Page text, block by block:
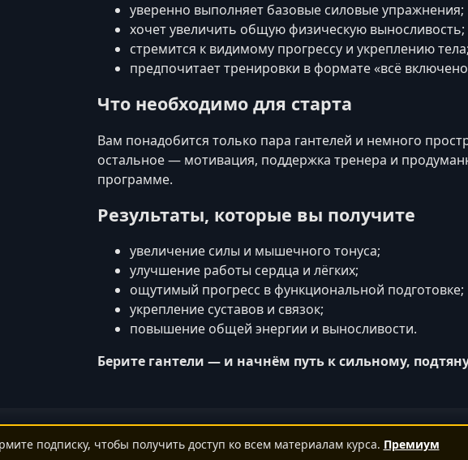
уверенно выполняет базовые силовые упражнения;
хочет увеличить общую физическую выносливость;
стремится к видимому прогрессу и укреплению тела;
предпочитает тренировки в формате «всё
Что необходимо для старта
Вам понадобится только пара гантелей и немного
остальное — мотивация, поддержка тренера и
программе.
Результаты, которые вы получите
увеличение силы и мышечного тонуса;
улучшение работы сердца и лёгких;
ощутимый прогресс в функциональной подготовке;
укрепление суставов и связок;
повышение общей энергии и выносливости.
Берите гантели — и начнём путь к сильному,
подписку, чтобы получить доступ ко всем материалам курса. Премиум